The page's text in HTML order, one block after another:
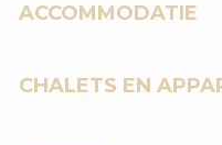
ACCOMMODATIE
CHALETS EN
Les Gets Toerisme